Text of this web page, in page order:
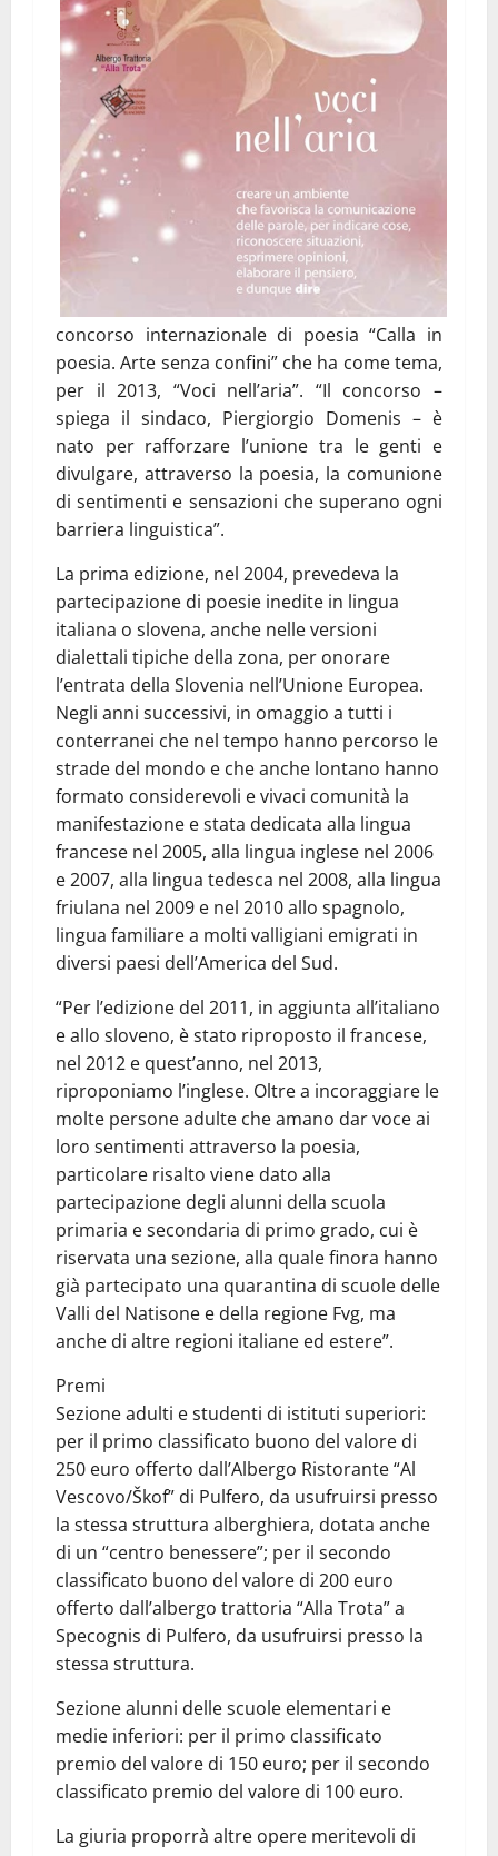
concorso internazionale di poesia “Calla in
poesia. Arte senza confini” che ha come tema,
per il 2013, “Voci nell’aria”. “Il concorso –
spiega il sindaco, Piergiorgio Domenis – è
nato per rafforzare l’unione tra le genti e
divulgare, attraverso la poesia, la comunione
di sentimenti e sensazioni che superano ogni
barriera linguistica”.
La prima edizione, nel 2004, prevedeva la
partecipazione di poesie inedite in lingua
italiana o slovena, anche nelle versioni
dialettali tipiche della zona, per onorare
l’entrata della Slovenia nell’Unione Europea.
Negli anni successivi, in omaggio a tutti i
conterranei che nel tempo hanno percorso le
strade del mondo e che anche lontano hanno
formato considerevoli e vivaci comunità la
manifestazione e stata dedicata alla lingua
francese nel 2005, alla lingua inglese nel 2006
e 2007, alla lingua tedesca nel 2008, alla lingua
friulana nel 2009 e nel 2010 allo spagnolo,
lingua familiare a molti valligiani emigrati in
diversi paesi dell’America del Sud.
“Per l’edizione del 2011, in aggiunta all’italiano
e allo sloveno, è stato riproposto il francese,
nel 2012 e quest’anno, nel 2013,
riproponiamo l’inglese. Oltre a incoraggiare le
molte persone adulte che amano dar voce ai
loro sentimenti attraverso la poesia,
particolare risalto viene dato alla
partecipazione degli alunni della scuola
primaria e secondaria di primo grado, cui è
riservata una sezione, alla quale finora hanno
già partecipato una quarantina di scuole delle
Valli del Natisone e della regione Fvg, ma
anche di altre regioni italiane ed estere”.
Premi
Sezione adulti e studenti di istituti superiori:
per il primo classificato buono del valore di
250 euro offerto dall’Albergo Ristorante “Al
Vescovo/Škof” di Pulfero, da usufruirsi presso
la stessa struttura alberghiera, dotata anche
di un “centro benessere”; per il secondo
classificato buono del valore di 200 euro
offerto dall’albergo trattoria “Alla Trota” a
Specognis di Pulfero, da usufruirsi presso la
stessa struttura.
Sezione alunni delle scuole elementari e
medie inferiori: per il primo classificato
premio del valore di 150 euro; per il secondo
classificato premio del valore di 100 euro.
La giuria proporrà altre opere meritevoli di